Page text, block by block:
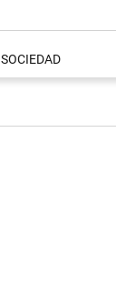
SOCIEDAD